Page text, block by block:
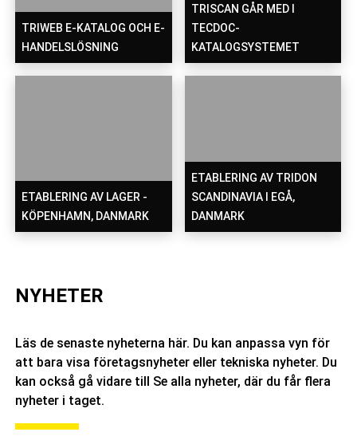
TRIWEB E-KATALOG OCH E-
HANDELSLÖSNING
TRISCAN GÅR MED I
TECDOC-
KATALOGSYSTEMET
ETABLERING AV LAGER -
KÖPENHAMN, DANMARK
ETABLERING AV TRIDON
SCANDINAVIA I EGÅ,
DANMARK
NYHETER
Läs de senaste nyheterna här. Du kan anpassa vyn för
att bara visa företagsnyheter eller tekniska nyheter. Du
kan också gå vidare till Se alla nyheter, där du får flera
nyheter i taget.